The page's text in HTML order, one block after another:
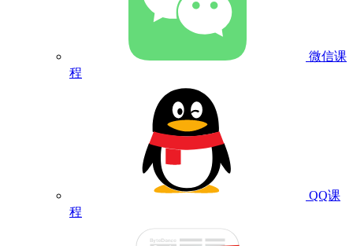
微信课
程
QQ课
程